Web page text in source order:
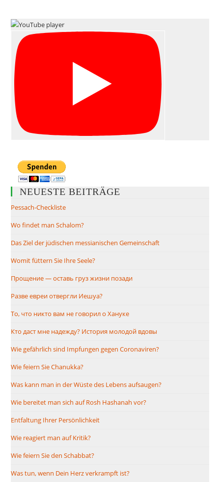
NEUESTE BEITRÄGE
Pessach-Checkliste
Wo findet man Schalom?
Das Ziel der jüdischen messianischen Gemeinschaft
Womit füttern Sie Ihre Seele?
Прощение — оставь груз жизни позади
Разве евреи отвергли Иешуа?
То, что никто вам не говорил о Хануке
Кто даст мне надежду? История молодой вдовы
Wie gefährlich sind Impfungen gegen Coronaviren?
Wie feiern Sie Chanukka?
Was kann man in der Wüste des Lebens aufsaugen?
Wie bereitet man sich auf Rosh Hashanah vor?
Entfaltung Ihrer Persönlichkeit
Wie reagiert man auf Kritik?
Wie feiern Sie den Schabbat?
Was tun, wenn Dein Herz verkrampft ist?